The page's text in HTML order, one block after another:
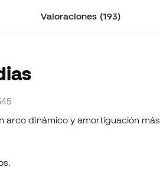
Valoraciones (193)
arco dinámico y amortiguación más